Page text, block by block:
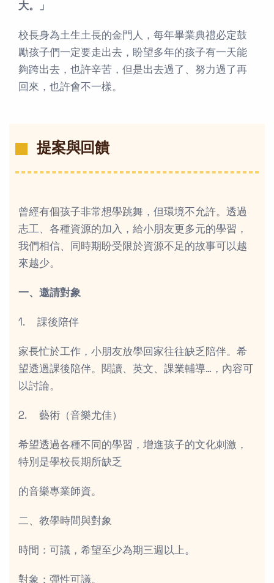
大。」
校長身為土生土長的金門人，每年畢業典禮必定鼓
勵孩子們一定要走出去，盼望多年的孩子有一天能
夠跨出去，也許辛苦，但是出去過了、努力過了再
回來，也許會不一樣。
提案與回饋
曾經有個孩子非常想學跳舞，但環境不允許。透過
志工、各種資源的加入，給小朋友更多元的學習，
我們相信、同時期盼受限於資源不足的故事可以越
來越少。
一、邀請對象
1. 課後陪伴
家長忙於工作，小朋友放學回家往往缺乏陪伴。希
望透過課後陪伴。閱讀、英文、課業輔導…，內容可
以討論。
2. 藝術（音樂尤佳）
希望透過各種不同的學習，增進孩子的文化刺激，
特別是學校長期所缺乏
的音樂專業師資。
二、教學時間與對象
時間：可議，希望至少為期三週以上。
對象：彈性可議。